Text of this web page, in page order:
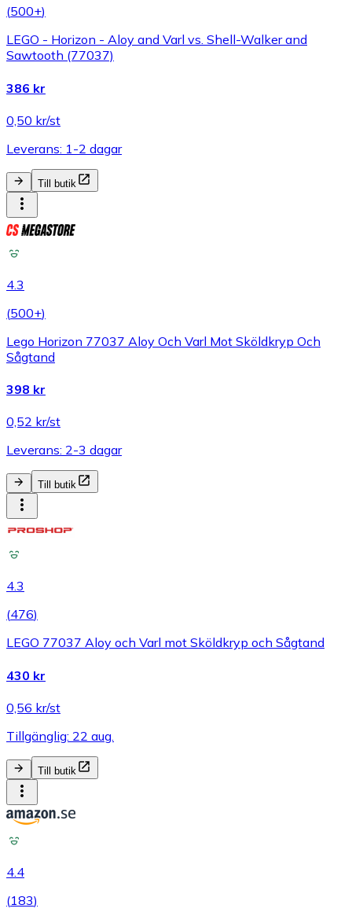
(500+)
LEGO - Horizon - Aloy and Varl vs. Shell-Walker and
Sawtooth (77037)
386 kr
0,50 kr/st
Leverans: 1-2 dagar
Till butik
4.3
(500+)
Lego Horizon 77037 Aloy Och Varl Mot Sköldkryp Och
Sågtand
398 kr
0,52 kr/st
Leverans: 2-3 dagar
Till butik
4.3
(476)
LEGO 77037 Aloy och Varl mot Sköldkryp och Sågtand
430 kr
0,56 kr/st
Tillgänglig: 22 aug.
Till butik
4.4
(183)